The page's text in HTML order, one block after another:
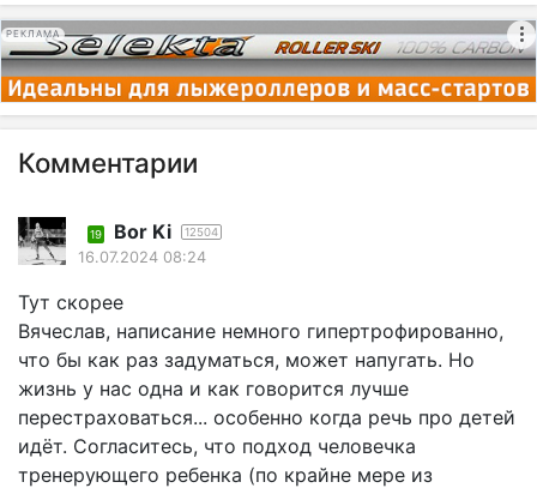
РЕКЛАМА
Комментарии
19 Bor Ki 12504
16.07.2024 08:24
Тут скорее
Вячеслав, написание немного гипертрофированно,
что бы как раз задуматься, может напугать. Но
жизнь у нас одна и как говорится лучше
перестраховаться... особенно когда речь про детей
идёт. Согласитесь, что подход человечка
тренерующего ребенка (по крайне мере из